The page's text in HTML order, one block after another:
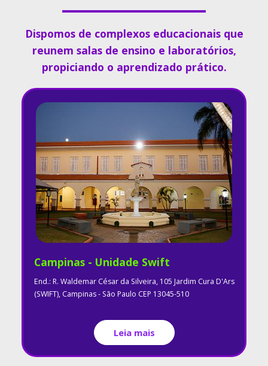
Dispomos de complexos educacionais que
reunem salas de ensino e laboratórios,
propiciando o aprendizado prático.
Campinas - Unidade Swift
End.: R. Waldemar César da Silveira, 105 Jardim Cura D'Ars
(SWIFT), Campinas - São Paulo CEP 13045-510
Leia mais